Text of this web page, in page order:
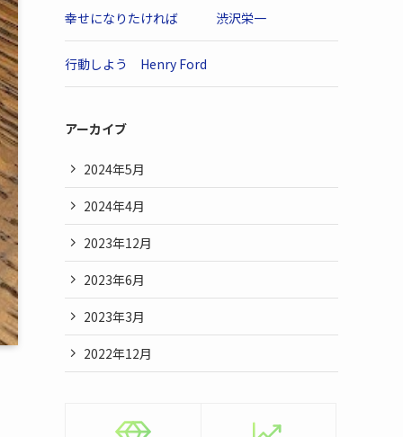
幸せになりたければ 渋沢栄一
行動しよう Henry Ford
アーカイブ
2024年5月
2024年4月
2023年12月
2023年6月
2023年3月
2022年12月